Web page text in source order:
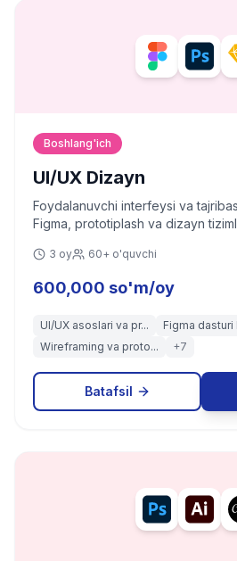
Boshlang'ich
UI/UX Dizayn
Foydalanuvchi interfeysi va
Figma, prototiplash va dizayn
3 oy 60+ o'quvchi
600,000 so'm/oy
UI/UX asoslari va pr...
Figma dasturi
Wireframing va proto...
+7
Batafsil